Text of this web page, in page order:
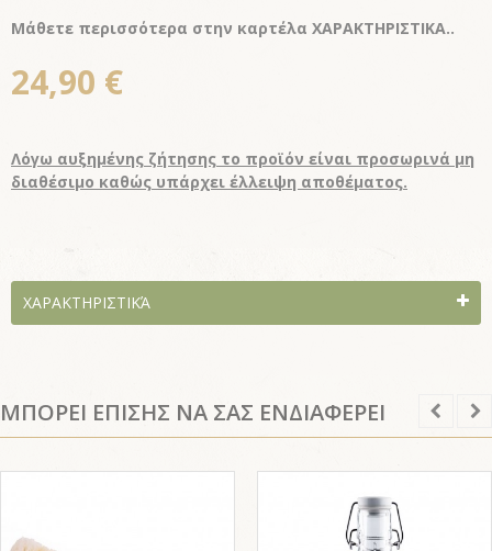
Μάθετε περισσότερα στην καρτέλα ΧΑΡΑΚΤΗΡΙΣΤΙΚΑ..
24,90 €
Λόγω αυξημένης ζήτησης το προϊόν είναι προσωρινά μη
διαθέσιμο καθώς υπάρχει έλλειψη αποθέματος.
ΧΑΡΑΚΤΗΡΙΣΤΙΚΆ
ΜΠΟΡΕΙ ΕΠΙΣΗΣ ΝΑ ΣΑΣ ΕΝΔΙΑΦΕΡΕΙ